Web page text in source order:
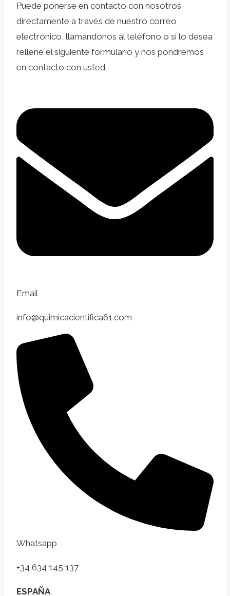
Puede ponerse en contacto con nosotros
directamente a través de nuestro correo
electrónico, llamándonos al teléfono o si lo desea
rellene el siguiente formulario y nos pondremos
en contacto con usted.
Email
info@quimicacientifica61.com
Whatsapp
+34 634 145 137
ESPAÑA